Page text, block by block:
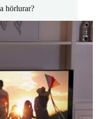
hörlurar?